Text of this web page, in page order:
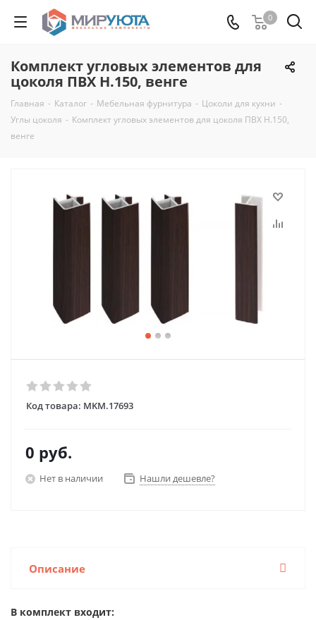
0
Комплект угловых элементов для
цоколя ПВХ H.150, венге
Главная - Каталог - Мебельная фурнитура - Цоколи для кухни -
Углы цоколя - Комплект угловых элементов для цоколя ПВХ H.150,
венге
Код товара: MKM.17693
0 руб.
Нет в наличии Нашли дешевле?
Описание
В комплект входит: